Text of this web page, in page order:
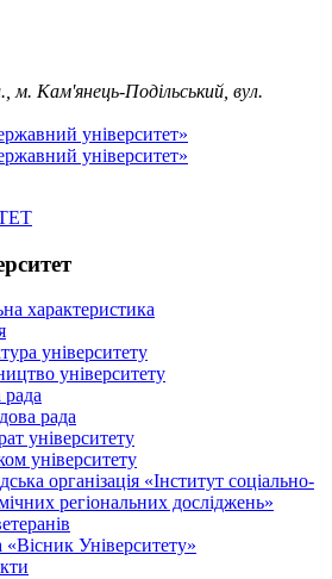
м. Кам'янець-Подільський, вул.
характеристика
університету
університету
рада
університету
університету
організація «Інститут соціально-
регіональних досліджень»
«Вісник Університету»